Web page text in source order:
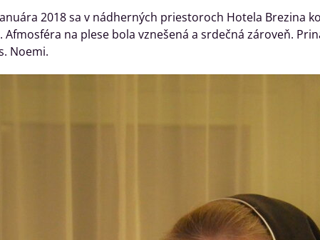
2018 sa v nádherných priestoroch Hotela Brezina
Afmosféra na plese bola vznešená a srdečná zároveň.
Noemi.